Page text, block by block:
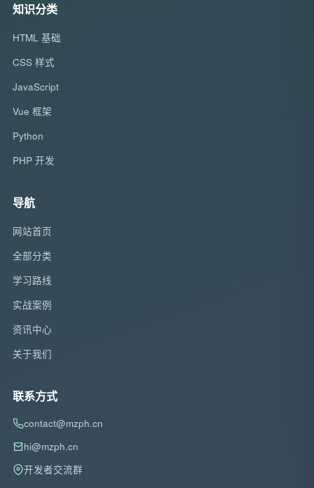
知识分类
HTML 基础
CSS 样式
JavaScript
Vue 框架
Python
PHP 开发
导航
网站首页
全部分类
学习路线
实战案例
资讯中心
关于我们
联系方式
contact@mzph.cn
hi@mzph.cn
开发者交流群